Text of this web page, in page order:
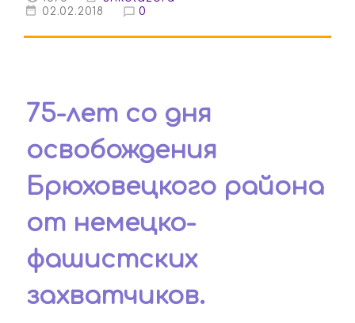
02.02.2018
0
75-лет со дня
освобождения
Брюховецкого района
от немецко-
фашистских
захватчиков.